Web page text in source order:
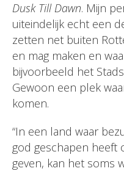
Dusk Till Dawn. Mijn
uiteindelijk echt een
zetten net buiten
en mag maken en
bijvoorbeeld het
Gewoon een plek
komen.
“In een land waar
god geschapen heeft
geven, kan het soms